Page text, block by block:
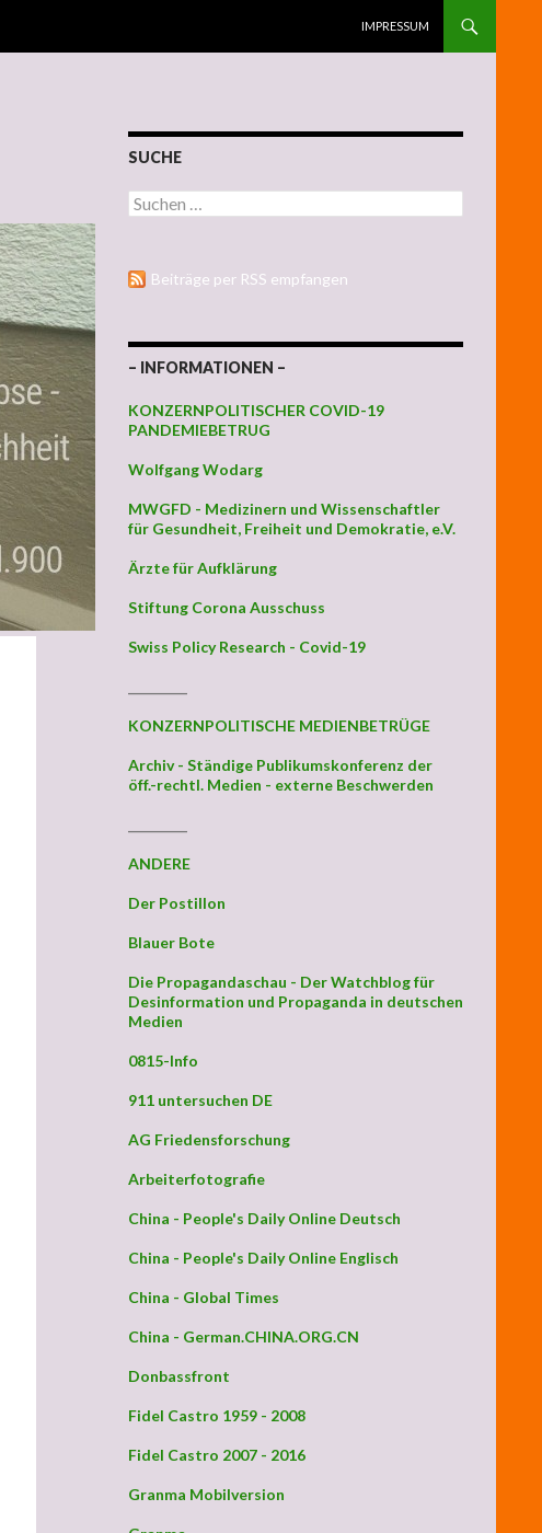
IMPRESSUM
SUCHE
Suchen nach:
Beiträge per RSS empfangen
– INFORMATIONEN –
KONZERNPOLITISCHER COVID-19
PANDEMIEBETRUG
Wolfgang Wodarg
MWGFD - Medizinern und Wissenschaftler
für Gesundheit, Freiheit und Demokratie, e.V.
Ärzte für Aufklärung
Stiftung Corona Ausschuss
Swiss Policy Research - Covid-19
KONZERNPOLITISCHE MEDIENBETRÜGE
Archiv - Ständige Publikumskonferenz der
öff.-rechtl. Medien - externe Beschwerden
ANDERE
Der Postillon
Blauer Bote
Die Propagandaschau - Der Watchblog für
Desinformation und Propaganda in deutschen
Medien
0815-Info
911 untersuchen DE
AG Friedensforschung
Arbeiterfotografie
China - People's Daily Online Deutsch
China - People's Daily Online Englisch
China - Global Times
China - German.CHINA.ORG.CN
Donbassfront
Fidel Castro 1959 - 2008
Fidel Castro 2007 - 2016
Granma Mobilversion